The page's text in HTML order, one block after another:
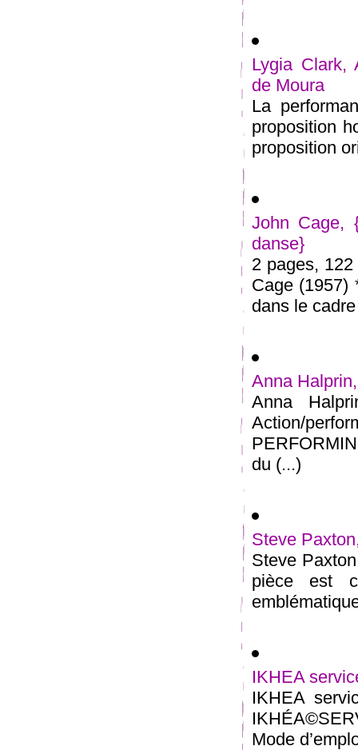
Lygia Clark,
de Moura
La
proposition
proposition
John Cage,
danse}
2 pages,
Cage (1957)
dans le
Anna
Anna
Action/
du (...)
Steve
Steve
pièce est
IKHEA
IKHEA
Mode